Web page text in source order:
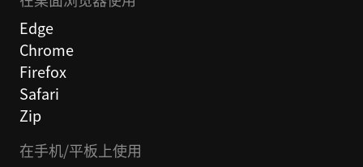
Edge
Chrome
Firefox
Safari
Zip
在手机/平板上使用